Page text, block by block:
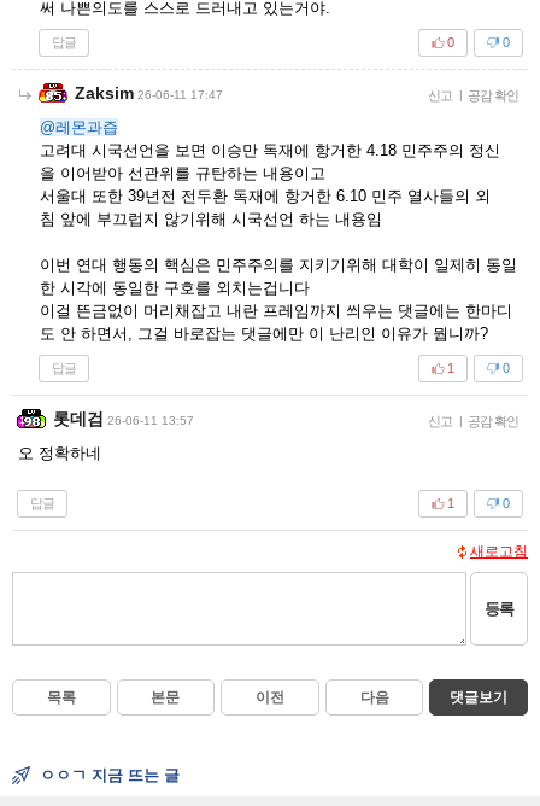
써 나쁜의도를 스스로 드러내고 있는거야.
답글 0
0
Zaksim 26-06-11 17:47 신고 | 공감 확인
@레몬과즙
고려대 시국선언을 보면 이승만 독재에 항거한 4.18 민주주의 정신
을 이어받아 선관위를 규탄하는 내용이고
서울대 또한 39년전 전두환 독재에 항거한 6.10 민주 열사들의 외
침 앞에 부끄럽지 않기위해 시국선언 하는 내용임
이번 연대 행동의 핵심은 민주주의를 지키기위해 대학이 일제히 동일
한 시각에 동일한 구호를 외치는겁니다
이걸 뜬금없이 머리채잡고 내란 프레임까지 씌우는 댓글에는 한마디
도 안 하면서, 그걸 바로잡는 댓글에만 이 난리인 이유가 뭡니까?
답글 0
1
롯데검 26-06-11 13:57 신고 | 공감 확인
오 정확하네
답글 0
1
새로고침
등록
목록 본문 이전 다음 댓글보기
ㅇㅇㄱ 지금 뜨는 글